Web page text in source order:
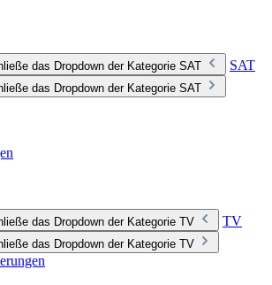
das Dropdown der Kategorie SAT SAT
das Dropdown der Kategorie SAT
das Dropdown der Kategorie TV TV
das Dropdown der Kategorie TV